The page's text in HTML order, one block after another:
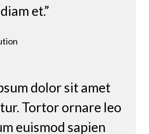
et.”
dolor sit amet
Tortor ornare leo
euismod sapien